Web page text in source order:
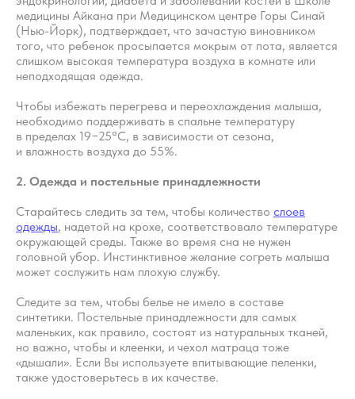
медицины Айкана при Медицинском центре Горы Синай
(Нью-Йорк), подтверждает, что зачастую виновником
того, что ребенок просыпается мокрым от пота, является
слишком высокая температура воздуха в комнате или
неподходящая одежда.
Чтобы избежать перегрева и переохлаждения малыша,
необходимо поддерживать в спальне температуру
в пределах 19−25°С, в зависимости от сезона,
и влажность воздуха до 55%.
2. Одежда и постельные принадлежности
Старайтесь следить за тем, чтобы количество слоев
одежды, надетой на крохе, соответствовало температуре
окружающей среды. Также во время сна не нужен
головной убор. Инстинктивное желание согреть малыша
может сослужить нам плохую службу.
Следите за тем, чтобы белье не имело в составе
синтетики. Постельные принадлежности для самых
маленьких, как правило, состоят из натуральных тканей,
но важно, чтобы и клеенки, и чехол матраца тоже
«дышали». Если Вы используете впитывающие пеленки,
также удостоверьтесь в их качестве.